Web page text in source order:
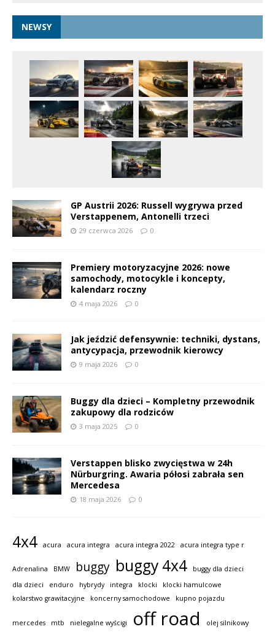
NEWSY
GP Austrii 2026: Russell wygrywa przed
Verstappenem, Antonelli trzeci
29 czerwca 2026 0
Premiery motoryzacyjne 2026: nowe
samochody, motocykle i koncepty,
kalendarz roczny
4 maja 2026 0
Jak jeździć defensywnie: techniki, dystans,
antycypacja, przewodnik kierowcy
9 maja 2026 0
Buggy dla dzieci – Kompletny przewodnik
zakupowy dla rodziców
3 maja 2025 0
Verstappen blisko zwycięstwa w 24h
Nürburgring. Awaria półosi zabrała sen
Mercedesa
18 maja 2026 0
4x4 acura acura integra acura integra 2022 acura integra type r
Adrenalina BMW buggy buggy 4x4
buggy dla dzieci
dla dzieci
enduro hybrydy integra klocki
klocki hamulcowe
kolarstwo grawitacyjne
koncerny samochodowe kupno pojazdu
mercedes mtb nielegalne wyścigi off road olej silnikowy